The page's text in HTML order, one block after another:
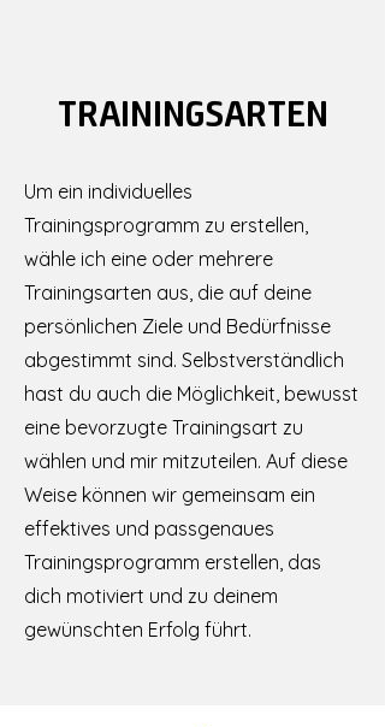
TRAININGSARTEN
Um ein individuelles
Trainingsprogramm zu erstellen,
wähle ich eine oder mehrere
Trainingsarten aus, die auf deine
persönlichen Ziele und Bedürfnisse
abgestimmt sind. Selbstverständlich
hast du auch die Möglichkeit, bewusst
eine bevorzugte Trainingsart zu
wählen und mir mitzuteilen. Auf diese
Weise können wir gemeinsam ein
effektives und passgenaues
Trainingsprogramm erstellen, das
dich motiviert und zu deinem
gewünschten Erfolg führt.